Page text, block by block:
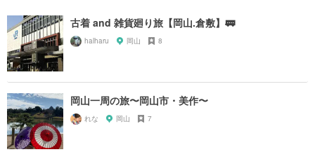
古着 and 雑貨廻り旅【岡山.倉敷】🚃
halharu 岡山 8
岡山一周の旅〜岡山市・美作〜
れな 岡山 7